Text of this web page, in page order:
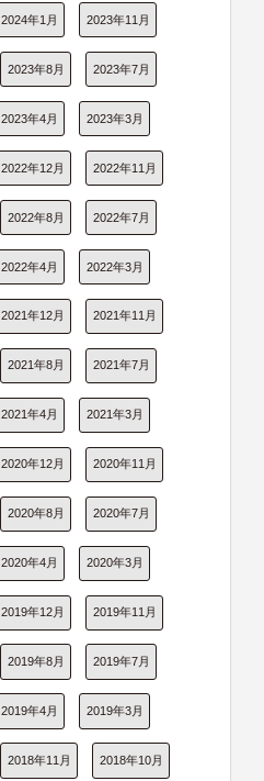
2024年1月 2023年11月
2023年8月 2023年7月
2023年4月 2023年3月
2022年12月 2022年11月
2022年8月 2022年7月
2022年4月 2022年3月
2021年12月 2021年11月
2021年8月 2021年7月
2021年4月 2021年3月
2020年12月 2020年11月
2020年8月 2020年7月
2020年4月 2020年3月
2019年12月 2019年11月
2019年8月 2019年7月
2019年4月 2019年3月
2018年11月 2018年10月